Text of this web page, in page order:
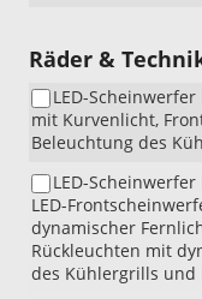
Räder &
LED-Scheinwerfer
mit Kurvenlicht,
Beleuchtung des
LED-
LED-
dynamischer
Rückleuchten mit
des Kühlergrills und